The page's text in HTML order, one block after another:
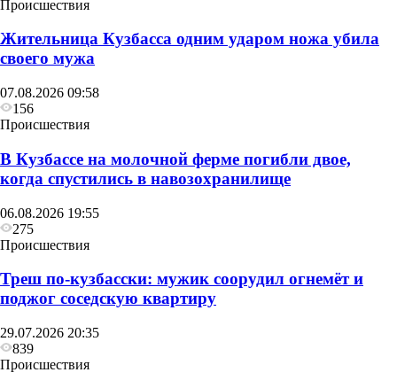
Происшествия
Жительница Кузбасса одним ударом ножа убила
своего мужа
07.08.2026 09:58
156
Происшествия
В Кузбассе на молочной ферме погибли двое,
когда спустились в навозохранилище
06.08.2026 19:55
275
Происшествия
Треш по-кузбасски: мужик соорудил огнемёт и
поджог соседскую квартиру
29.07.2026 20:35
839
Происшествия